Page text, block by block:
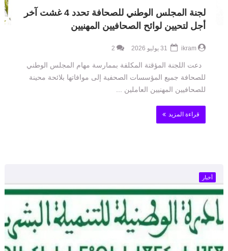
لجنة المجلس الوطني للصحافة تحدد 4 غشت آخر
أجل لتحيين لوائح الصحافيين المهنيين
ikram
2
دعت اللجنة المؤقتة المكلفة بممارسة مهام المجلس الوطني
للصحافة جميع المؤسسات الصحفية إلى موافاتها بلائحة محينة
للصحافيين المهنيين العاملين ...
قراءة المزيد
أخبار